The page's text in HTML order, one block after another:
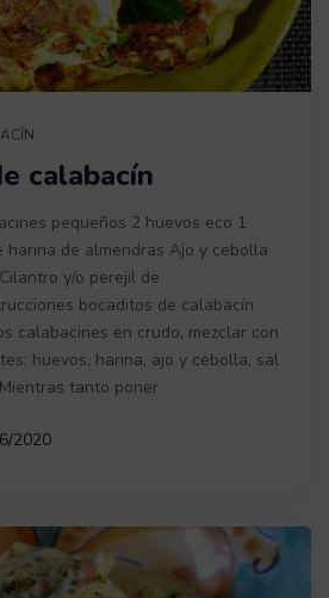
calabacín
pequeños 2 huevos eco 1
harina de almendras Ajo y cebolla
y/o perejil de
bocaditos de calabacín
calabacines en crudo, mezclar con
huevos, harina, ajo y cebolla, sal
tanto poner
2020